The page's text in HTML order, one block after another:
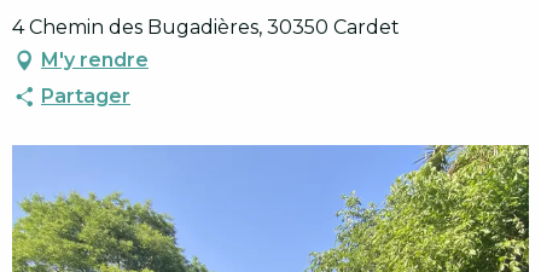
4 Chemin des Bugadières, 30350 Cardet
M'y rendre
Partager